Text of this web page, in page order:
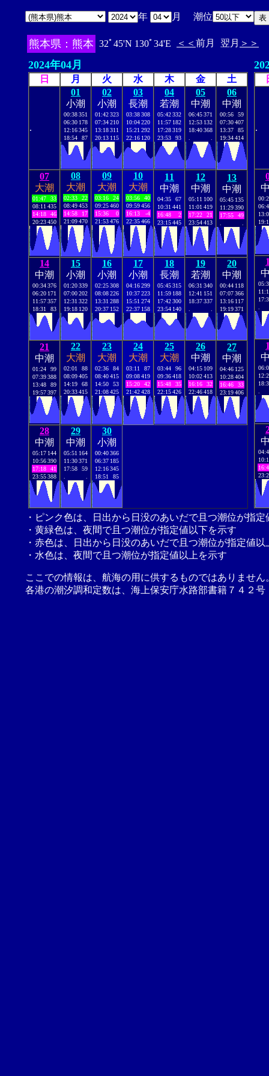
年 月 潮位
熊本県：熊本 32ﾟ45'N 130ﾟ34'E ＜＜ 前月 翌月 ＞＞
2024年04月
日 月 火 水 木 金 土
.
01
小潮
00:38351
06:30 178
12:16345
18:54
87
02
小潮
01:42323
07:34210
13:18311
20:13 115
03
長潮
03:38308
10:04220
15:21 292
22:16 120
04
若潮
05:42332
11:57 182
17:28319
23:53
93
05
中潮
06:45371
12:53 132
18:40368
06
中潮
00:56
59
07:30407
13:37
85
19:34414
07
大潮
01:47
33
08:11 435
14:18
46
20:23450
08
大潮
02:33
22
08:49453
14:58
17
21:09470
09
大潮
03:16
24
09:25460
15:36
0
21:53476
10
大潮
03:56
40
09:59456
16:13
-4
22:35466
11
中潮
04:35
67
10:31 441
16:48
2
23:15445
12
中潮
05:11 100
11:01 419
17:22
21
23:54413
13
中潮
05:45 135
11:29390
17:55
49
14
中潮
00:34376
06:20 171
11:57357
18:31
83
15
小潮
01:20339
07:00202
12:31 322
19:18 120
16
小潮
02:25308
08:08226
13:31 288
20:37 152
17
小潮
04:16299
10:37223
15:51 274
22:37 158
18
長潮
05:45315
11:59 188
17:42300
23:54 140
19
若潮
06:31 340
12:41 151
18:37337
20
中潮
00:44 118
07:07366
13:16 117
19:19371
21
中潮
01:24
99
07:39388
13:48
89
19:57397
22
大潮
02:01
88
08:09405
14:19
68
20:33415
23
大潮
02:36
84
08:40415
14:50
53
21:08425
24
大潮
03:11
87
09:08419
15:20
42
21:42428
25
大潮
03:44
96
09:36418
15:48
35
22:15426
26
中潮
04:15 109
10:02413
16:16
32
22:46418
27
中潮
04:46 125
10:28404
16:46
33
23:19406
28
中潮
05:17 144
10:56390
17:18
41
23:55388
29
中潮
05:51 164
11:30371
17:58
59
30
小潮
00:40366
06:37 185
12:16345
18:51
85
.
・ピンク色は、日出から日没のあいだで且つ潮位が指
・黄緑色は、夜間で且つ潮位が指定値以下を示す
・赤色は、日出から日没のあいだで且つ潮位が指定値以
・水色は、夜間で且つ潮位が指定値以上を示す
ここでの情報は、航海の用に供するものではありませ
各港の潮汐調和定数は、海上保安庁水路部書籍７４２